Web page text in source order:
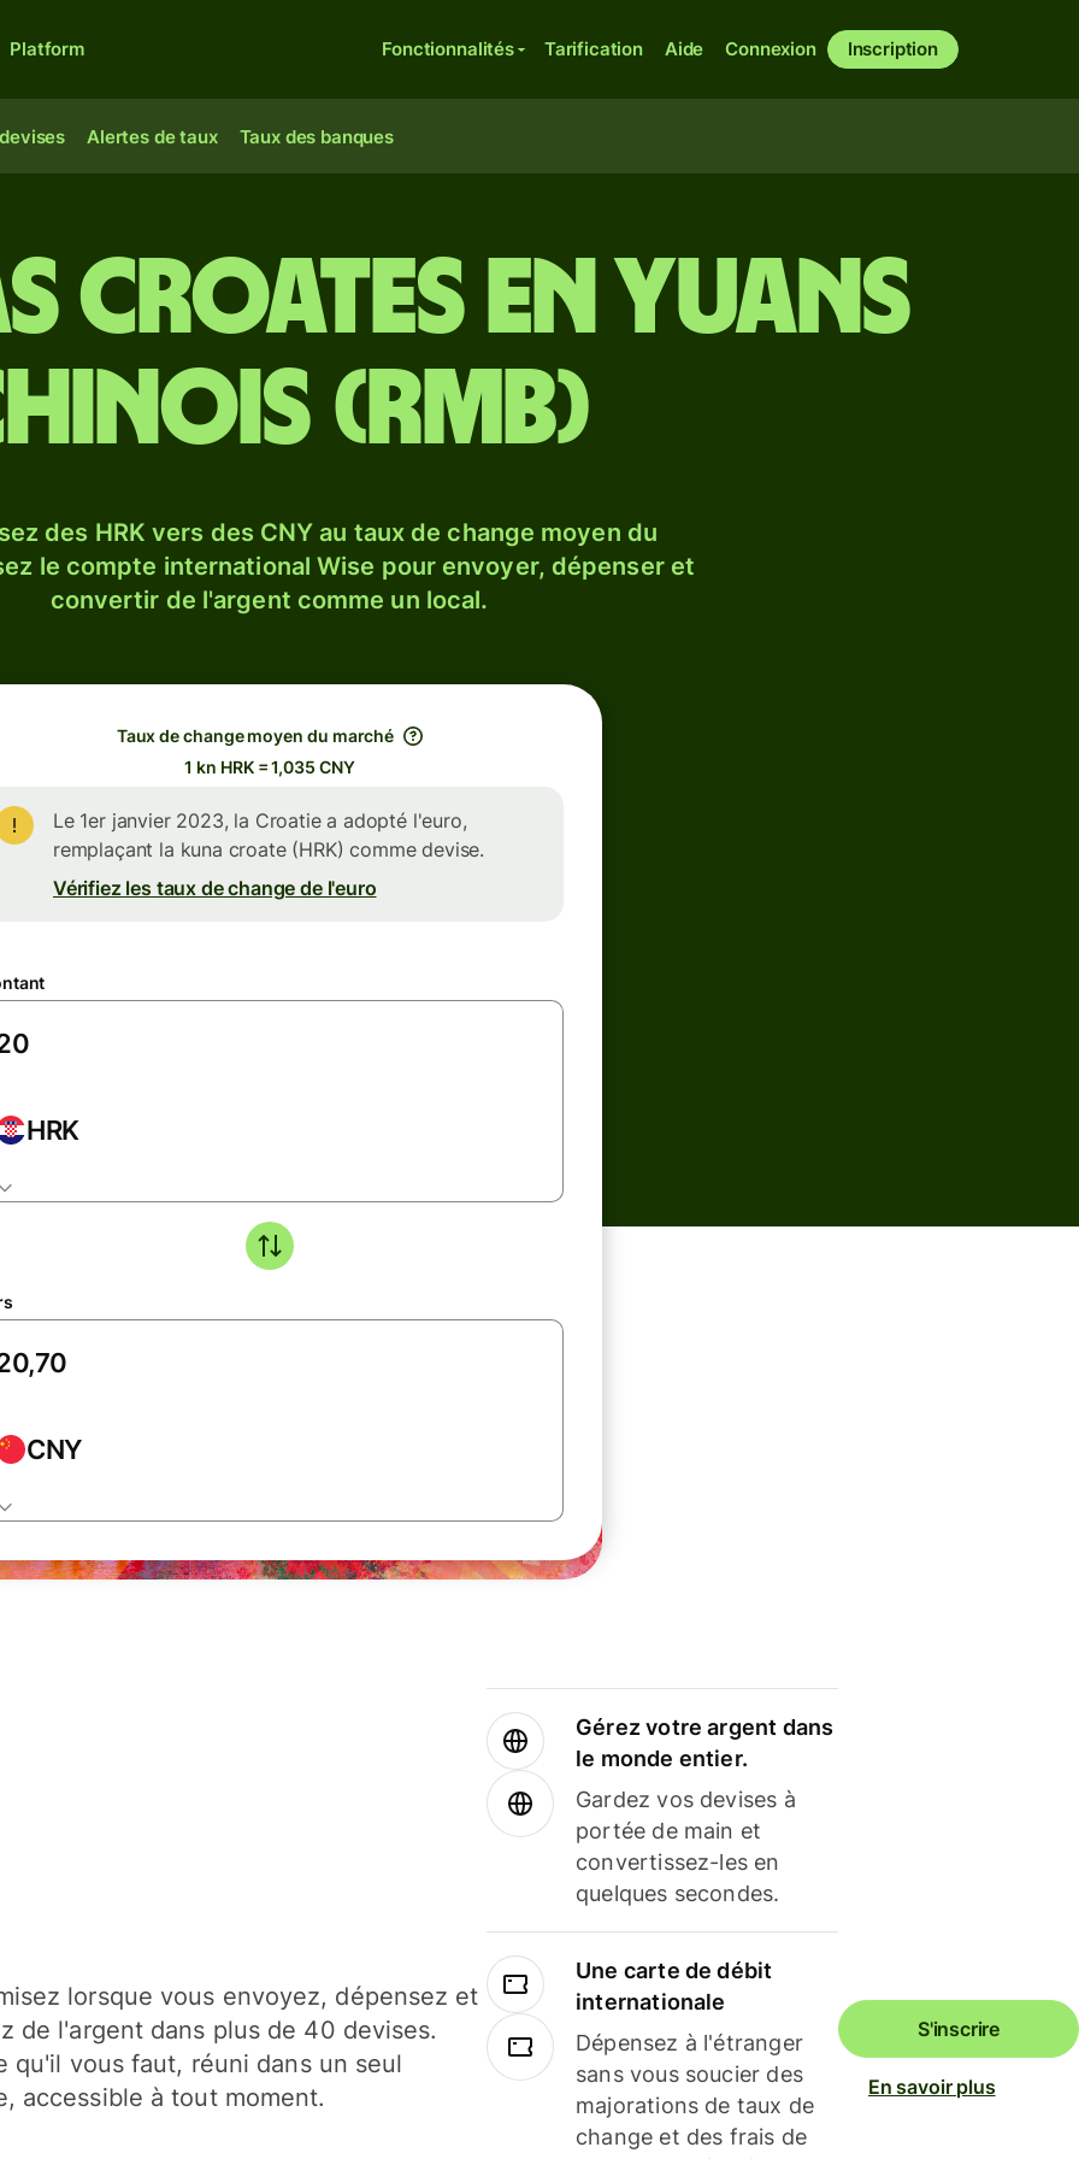
Platform Fonctionnalités Tarification Aide Connexion Inscription
Alertes de taux Taux des banques
croates en yuans
(RMB)
des HRK vers des CNY au taux de change moyen du
le compte international Wise pour envoyer, dépenser et
convertir de l'argent comme un local.
Taux de change moyen du marché
1 kn HRK = 1,035 CNY
Le 1er janvier 2023, la Croatie a adopté l'euro,
remplaçant la kuna croate (HRK) comme devise.
Vérifiez les taux de change de l'euro
HRK
CNY
lorsque vous envoyez, dépensez et
de l'argent dans plus de 40 devises.
qu'il vous faut, réuni dans un seul
accessible à tout moment.
Gérez votre argent dans
le monde entier.
Gardez vos devises à
portée de main et
convertissez-les en
quelques secondes.
Une carte de débit
internationale
Dépensez à l'étranger
sans vous soucier des
majorations de taux de
change et des frais de
S'inscrire
En savoir plus